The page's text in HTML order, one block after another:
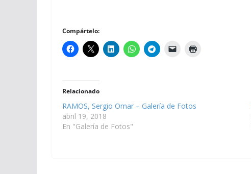
Compártelo:
Relacionado
RAMOS, Sergio Omar – Galería de Fotos
abril 19, 2018
En "Galería de Fotos"